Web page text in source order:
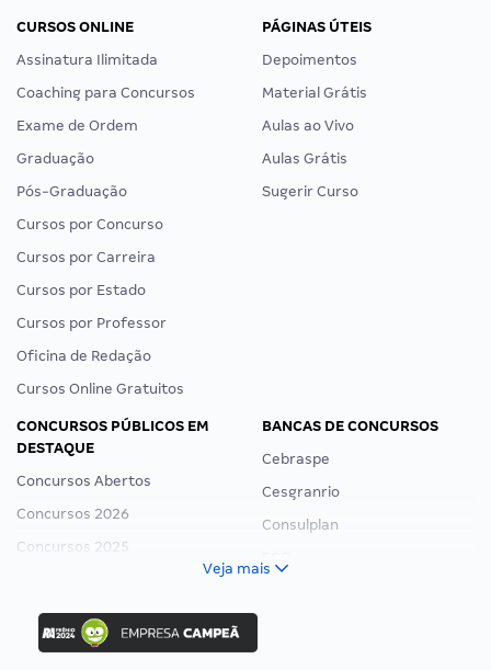
CURSOS ONLINE
Assinatura Ilimitada
Coaching para Concursos
Exame de Ordem
Graduação
Pós-Graduação
Cursos por Concurso
Cursos por Carreira
Cursos por Estado
Cursos por Professor
Oficina de Redação
Cursos Online Gratuitos
PÁGINAS ÚTEIS
Depoimentos
Material Grátis
Aulas ao Vivo
Aulas Grátis
Sugerir Curso
CONCURSOS PÚBLICOS EM
DESTAQUE
Concursos Abertos
Concursos 2026
Concursos 2025
Concurso Ibama
Concurso MPU
BANCAS DE CONCURSOS
Cebraspe
Cesgranrio
Consulplan
Veja mais